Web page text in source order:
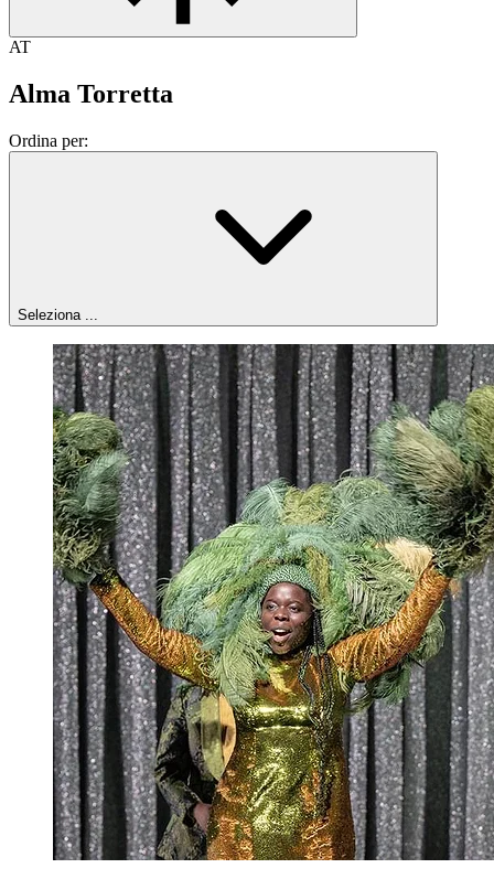
AT
Alma Torretta
Ordina per:
Seleziona ...